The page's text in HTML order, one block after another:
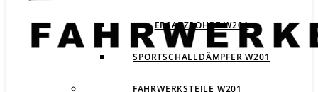
ERSATZROHRE W201
SPORTSCHALLDÄMPFER W201
FAHRWERKSTEILE W201